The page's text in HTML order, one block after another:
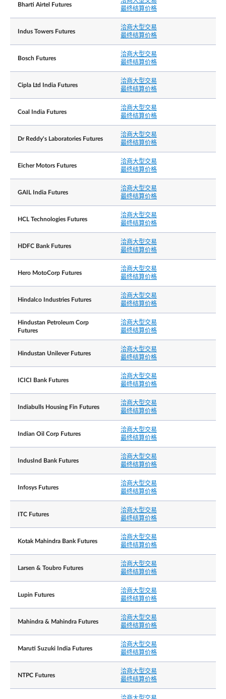
upon request by the Exchange, information
strategy, and hedging information if applicable.
彭博社代号 ZADS=my SP Equity
0#ZADSsi:
Bharti Airtel Futures
最终结算价格
Indus Towers Futures
洽商大型交易
最终结算价格
Bosch Futures
洽商大型交易
最终结算价格
Cipla Ltd India Futures
洽商大型交易
最终结算价格
Coal India Futures
洽商大型交易
最终结算价格
Dr Reddy's Laboratories Futures
洽商大型交易
最终结算价格
Eicher Motors Futures
洽商大型交易
最终结算价格
GAIL India Futures
洽商大型交易
最终结算价格
HCL Technologies Futures
洽商大型交易
最终结算价格
HDFC Bank Futures
洽商大型交易
最终结算价格
Hero MotoCorp Futures
洽商大型交易
最终结算价格
Hindalco Industries Futures
洽商大型交易
最终结算价格
Hindustan Petroleum Corp
Futures
洽商大型交易
最终结算价格
Hindustan Unilever Futures
洽商大型交易
最终结算价格
ICICI Bank Futures
洽商大型交易
最终结算价格
Indiabulls Housing Fin Futures
洽商大型交易
最终结算价格
Indian Oil Corp Futures
洽商大型交易
最终结算价格
IndusInd Bank Futures
洽商大型交易
最终结算价格
Infosys Futures
洽商大型交易
最终结算价格
ITC Futures
洽商大型交易
最终结算价格
Kotak Mahindra Bank Futures
洽商大型交易
最终结算价格
Larsen & Toubro Futures
洽商大型交易
最终结算价格
Lupin Futures
洽商大型交易
最终结算价格
Mahindra & Mahindra Futures
洽商大型交易
最终结算价格
Maruti Suzuki India Futures
洽商大型交易
最终结算价格
NTPC Futures
洽商大型交易
最终结算价格